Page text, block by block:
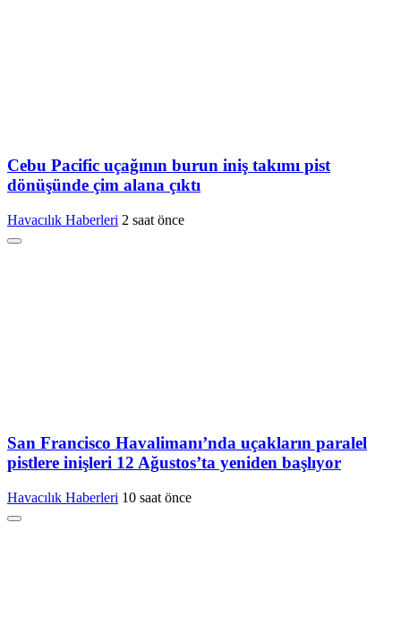
Cebu Pacific uçağının burun iniş takımı pist
dönüşünde çim alana çıktı
Havacılık Haberleri 2 saat önce
San Francisco Havalimanı’nda uçakların paralel
pistlere inişleri 12 Ağustos’ta yeniden başlıyor
Havacılık Haberleri 10 saat önce